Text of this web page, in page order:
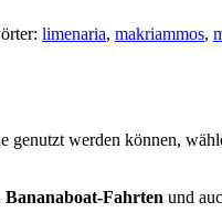
limenaria, makriammos,
werden können,
Bananaboat-Fahrten und